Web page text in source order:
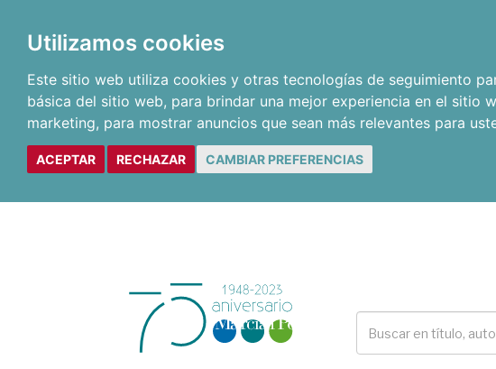
Utilizamos cookies
Este sitio web utiliza cookies y otras tecnologías de seguimiento
básica del sitio web, para brindar una mejor experiencia en el sitio
marketing, para mostrar anuncios que sean más relevantes para
ACEPTAR RECHAZAR CAMBIAR PREFERENCIAS